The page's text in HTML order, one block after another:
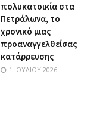
πολυκατοικία στα
Πετράλωνα, το
χρονικό μιας
προαναγγελθείσας
κατάρρευσης
1 ΙΟΥΛΊΟΥ 2026